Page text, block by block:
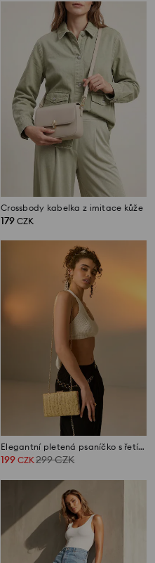
Crossbody kabelka z imitace kůže
179 CZK
Elegantní pletená psaníčko s řetízkem
199 CZK 299CZK